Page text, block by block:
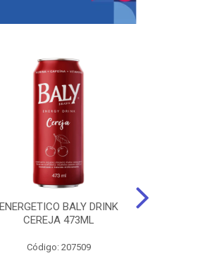
ENERGETICO BALY DRINK
CEREJA 473ML
Código: 207509